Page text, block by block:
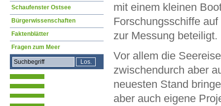
mit einem kleinen
Forschungsschiffe
zur Messung
Vor allem die
zwischendurch aber
neuesten Stand
aber auch eigene
Schaufenster Ostsee
Bürgerwissenschaften
Faktenblätter
Fragen zum Meer